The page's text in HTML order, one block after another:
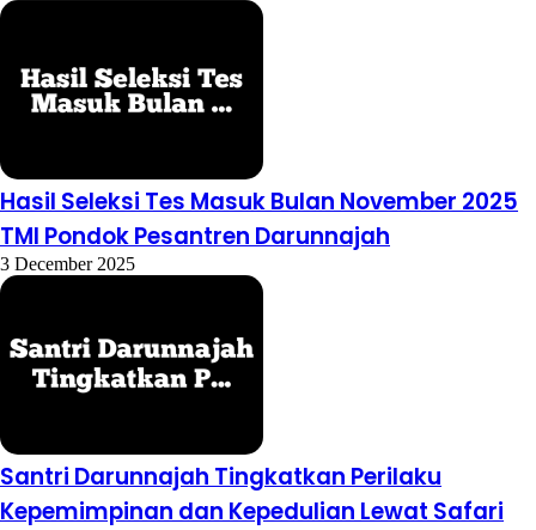
Hasil Seleksi Tes Masuk Bulan November 2025
TMI Pondok Pesantren Darunnajah
3 December 2025
Santri Darunnajah Tingkatkan Perilaku
Kepemimpinan dan Kepedulian Lewat Safari